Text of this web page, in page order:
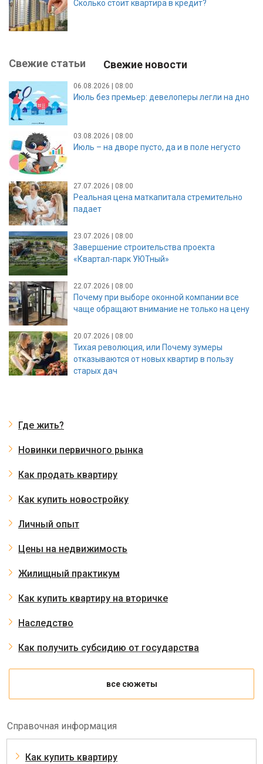
Сколько стоит квартира в кредит?
Свежие статьи Свежие новости
06.08.2026 | 08:00
Июль без премьер: девелоперы легли на дно
03.08.2026 | 08:00
Июль – на дворе пусто, да и в поле негусто
27.07.2026 | 08:00
Реальная цена маткапитала стремительно
падает
23.07.2026 | 08:00
Завершение строительства проекта
«Квартал-парк УЮТный»
22.07.2026 | 08:00
Почему при выборе оконной компании все
чаще обращают внимание не только на цену
20.07.2026 | 08:00
Тихая революция, или Почему зумеры
отказываются от новых квартир в пользу
старых дач
Где жить?
Новинки первичного рынка
Как продать квартиру
Как купить новостройку
Личный опыт
Цены на недвижимость
Жилищный практикум
Как купить квартиру на вторичке
Наследство
Как получить субсидию от государства
все сюжеты
Справочная информация
Как купить квартиру